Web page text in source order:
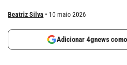
Beatriz Silva 10 maio 2026
Adicionar 4gnews